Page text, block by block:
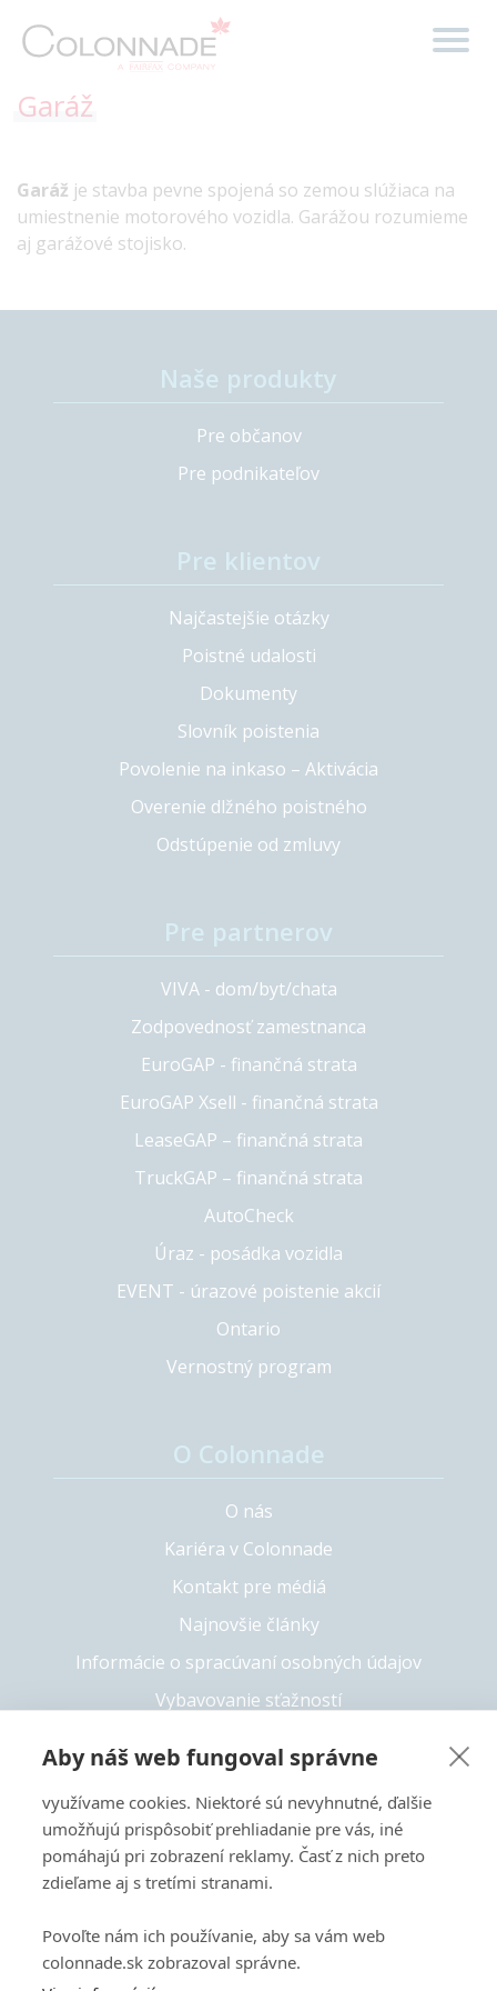
Garáž
Garáž je stavba pevne spojená so zemou slúžiaca na
umiestnenie motorového vozidla. Garážou rozumieme
aj garážové stojisko.
Pre občanov
Pre podnikateľov
Najčastejšie otázky
Poistné udalosti
Dokumenty
Slovník poistenia
Povolenie na inkaso – Aktivácia
Overenie dlžného poistného
Odstúpenie od zmluvy
VIVA - dom/byt/chata
Zodpovednosť zamestnanca
EuroGAP - finančná strata
EuroGAP Xsell - finančná strata
LeaseGAP – finančná strata
TruckGAP – finančná strata
AutoCheck
Úraz - posádka vozidla
EVENT - úrazové poistenie akcií
Ontario
Vernostný program
O nás
Kariéra v Colonnade
Kontakt pre médiá
Najnovšie články
Informácie o spracúvaní osobných údajov
Vybavovanie sťažností
Solvency II
Prístupnosť
Copyright 2026 © Colonnade
Aby náš web fungoval správne
využívame cookies. Niektoré sú nevyhnutné, ďalšie
umožňujú prispôsobiť prehliadanie pre vás, iné
pomáhajú pri zobrazení reklamy. Časť z nich preto
zdieľame aj s tretími stranami.
Povoľte nám ich používanie, aby sa vám web
colonnade.sk zobrazoval správne.